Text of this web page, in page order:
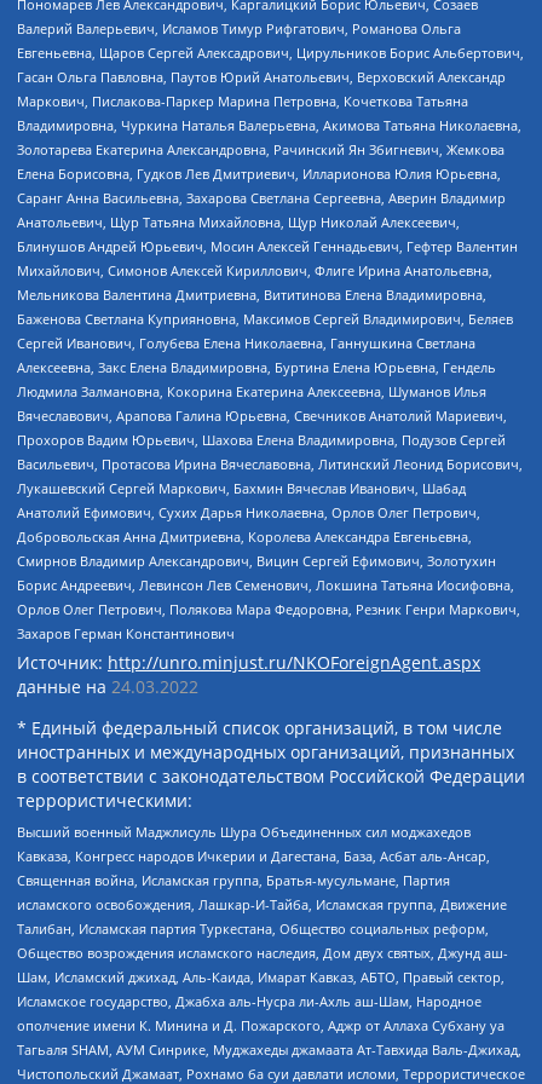
Пономарев Лев Александрович, Каргалицкий Борис Юльевич, Созаев
Валерий Валерьевич, Исламов Тимур Рифгатович, Романова Ольга
Евгеньевна, Щаров Сергей Алексадрович, Цирульников Борис Альбертович,
Гасан Ольга Павловна, Паутов Юрий Анатольевич, Верховский Александр
Маркович, Пислакова-Паркер Марина Петровна, Кочеткова Татьяна
Владимировна, Чуркина Наталья Валерьевна, Акимова Татьяна Николаевна,
Золотарева Екатерина Александровна, Рачинский Ян Збигневич, Жемкова
Елена Борисовна, Гудков Лев Дмитриевич, Илларионова Юлия Юрьевна,
Саранг Анна Васильевна, Захарова Светлана Сергеевна, Аверин Владимир
Анатольевич, Щур Татьяна Михайловна, Щур Николай Алексеевич,
Блинушов Андрей Юрьевич, Мосин Алексей Геннадьевич, Гефтер Валентин
Михайлович, Симонов Алексей Кириллович, Флиге Ирина Анатольевна,
Мельникова Валентина Дмитриевна, Вититинова Елена Владимировна,
Баженова Светлана Куприяновна, Максимов Сергей Владимирович, Беляев
Сергей Иванович, Голубева Елена Николаевна, Ганнушкина Светлана
Алексеевна, Закс Елена Владимировна, Буртина Елена Юрьевна, Гендель
Людмила Залмановна, Кокорина Екатерина Алексеевна, Шуманов Илья
Вячеславович, Арапова Галина Юрьевна, Свечников Анатолий Мариевич,
Прохоров Вадим Юрьевич, Шахова Елена Владимировна, Подузов Сергей
Васильевич, Протасова Ирина Вячеславовна, Литинский Леонид Борисович,
Лукашевский Сергей Маркович, Бахмин Вячеслав Иванович, Шабад
Анатолий Ефимович, Сухих Дарья Николаевна, Орлов Олег Петрович,
Добровольская Анна Дмитриевна, Королева Александра Евгеньевна,
Смирнов Владимир Александрович, Вицин Сергей Ефимович, Золотухин
Борис Андреевич, Левинсон Лев Семенович, Локшина Татьяна Иосифовна,
Орлов Олег Петрович, Полякова Мара Федоровна, Резник Генри Маркович,
Захаров Герман Константинович
Источник: http://unro.minjust.ru/NKOForeignAgent.aspx
данные на 24.03.2022
* Единый федеральный список организаций, в том числе
иностранных и международных организаций, признанных
в соответствии с законодательством Российской Федерации
террористическими:
Высший военный Маджлисуль Шура Объединенных сил моджахедов
Кавказа, Конгресс народов Ичкерии и Дагестана, База, Асбат аль-Ансар,
Священная война, Исламская группа, Братья-мусульмане, Партия
исламского освобождения, Лашкар-И-Тайба, Исламская группа, Движение
Талибан, Исламская партия Туркестана, Общество социальных реформ,
Общество возрождения исламского наследия, Дом двух святых, Джунд аш-
Шам, Исламский джихад, Аль-Каида, Имарат Кавказ, АБТО, Правый сектор,
Исламское государство, Джабха аль-Нусра ли-Ахль аш-Шам, Народное
ополчение имени К. Минина и Д. Пожарского, Аджр от Аллаха Субхану уа
Тагьаля SHAM, АУМ Синрике, Муджахеды джамаата Ат-Тавхида Валь-Джихад,
Чистопольский Джамаат, Рохнамо ба суи давлати исломи, Террористическое